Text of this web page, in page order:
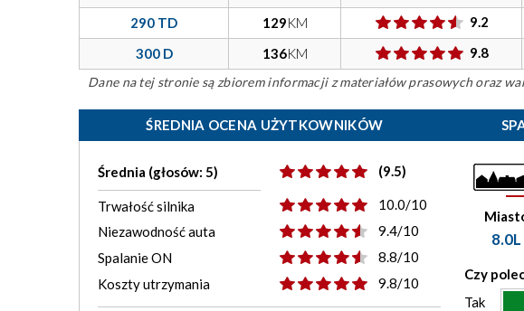
290 TD
129KM 9.2
300 D
136KM 9.8
Dane na tej stronie są zbiorem informacji z materiałów prasowych oraz
ŚREDNIA OCENA UŻYTKOWNIKÓW
Średnia (głosów: 5) (9.5)
Trwałość silnika
10.0/10
Niezawodność auta
9.4/10
Spalanie ON
8.8/10
Koszty utrzymania
9.8/10
8.0L
Czy
Tak